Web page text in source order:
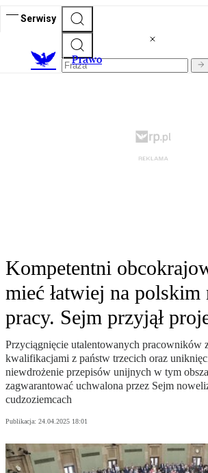
Serwisy
Prawo
Kompetentni
mieć łatwiej na polskim
pracy. Sejm przyjął
Przyciągnięcie utalentowanych pracowników
kwalifikacjami z państw trzecich oraz
niewdrożenie przepisów unijnych w tym
zagwarantować uchwalona przez Sejm
cudzoziemcach
Publikacja: 24.04.2025 18:01